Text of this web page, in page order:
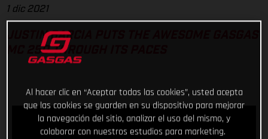
1 dic 2021
JUSTIN BARCIA PUTS THE AWESOME GASGAS
MC 250 THROUGH ITS PACES
Al hacer clic en “Aceptar todas las cookies”, usted acepta
que las cookies se guarden en su dispositivo para mejorar
la navegación del sitio, analizar el uso del mismo, y
colaborar con nuestros estudios para marketing.